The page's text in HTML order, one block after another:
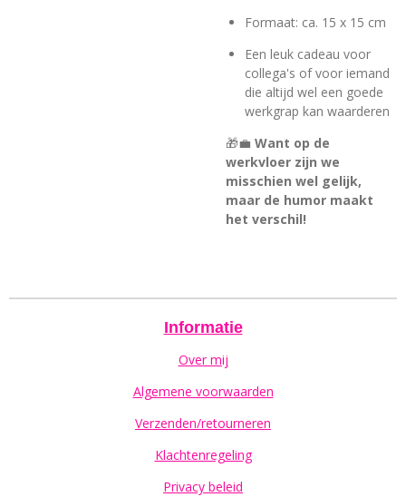
Formaat: ca. 15 x 15 cm
Een leuk cadeau voor
collega's of voor iemand
die altijd wel een goede
werkgrap kan waarderen
🎁💼 Want op de
werkvloer zijn we
misschien wel gelijk,
maar de humor maakt
het verschil!
Informatie
Over mij
Algemene voorwaarden
Verzenden/retourneren
Klachtenregeling
Privacy beleid